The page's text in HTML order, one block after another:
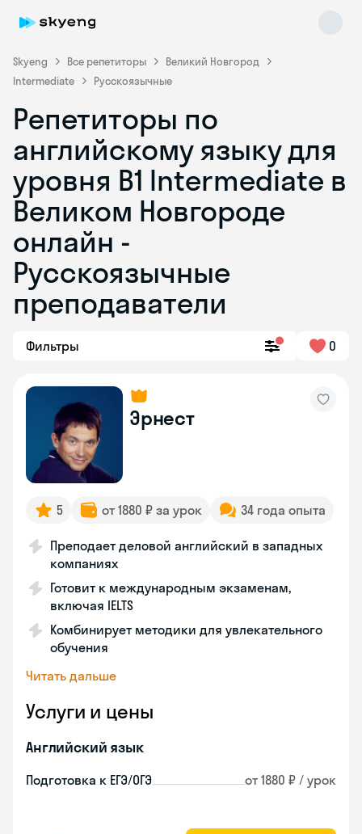
Skyeng Все репетиторы
Великий Новгород
Intermediate
Русскоязычные
Репетиторы по
английскому языку для
уровня B1 Intermediate в
Великом Новгороде
онлайн -
Русскоязычные
преподаватели
Фильтры 0
Эрнест
5 от 1880 ₽ за урок 34 года опыта
Преподает деловой английский в западных
компаниях
Готовит к международным экзаменам,
включая IELTS
Комбинирует методики для увлекательного
обучения
Читать дальше
Услуги и цены
Английский язык
Подготовка к ЕГЭ/ОГЭ от 1880 ₽ / урок